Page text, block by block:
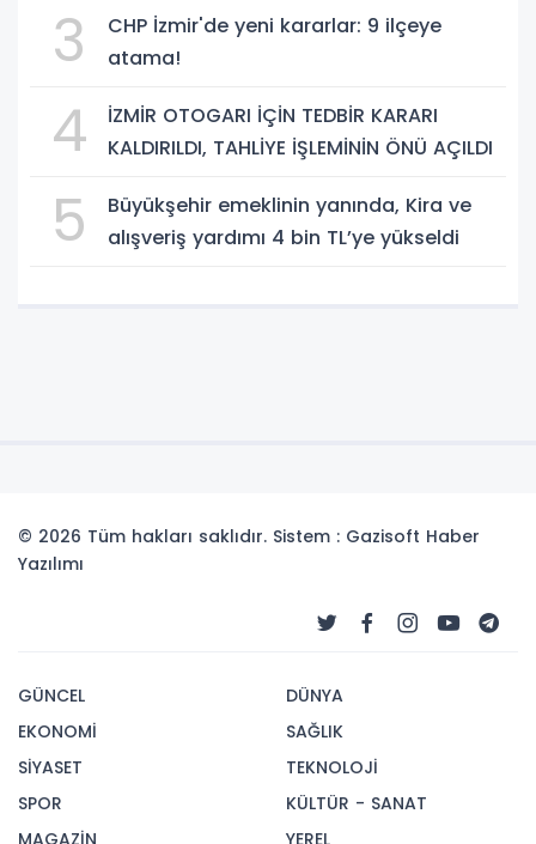
3
CHP İzmir'de yeni kararlar: 9 ilçeye
atama!
4
İZMİR OTOGARI İÇİN TEDBİR KARARI
KALDIRILDI, TAHLİYE İŞLEMİNİN ÖNÜ AÇILDI
5
Büyükşehir emeklinin yanında, Kira ve
alışveriş yardımı 4 bin TL’ye yükseldi
© 2026 Tüm hakları saklıdır. Sistem : Gazisoft Haber
Yazılımı
GÜNCEL
EKONOMİ
SİYASET
SPOR
DÜNYA
SAĞLIK
TEKNOLOJİ
KÜLTÜR - SANAT